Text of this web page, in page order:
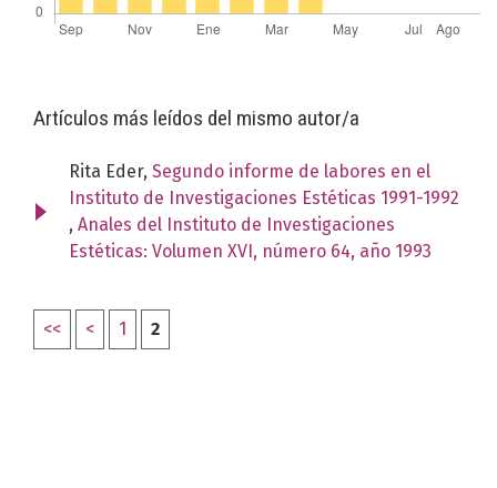
Artículos más leídos del mismo autor/a
Rita Eder, Segundo informe de labores en el
Instituto de Investigaciones Estéticas 1991-1992
, Anales del Instituto de Investigaciones
Estéticas: Volumen XVI, número 64, año 1993
<< < 1 2